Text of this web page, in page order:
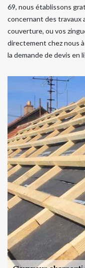
69, nous établissons
concernant des travaux
couverture, ou vos
directement chez nous
la demande de devis en